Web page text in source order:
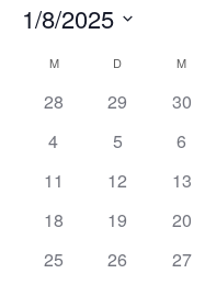
1/8/2025
wählen.
Kalender
von
M D M
hat
Veranstaltungen,
28
hat
29
hat
30
hat
Veranstaltungen,
4
hat
5
hat
6
hat
Veranstaltungen,
11
hat
12
hat
13
hat
Veranstaltungen,
18
hat
19
hat
20
hat
25
hat
26
hat
27